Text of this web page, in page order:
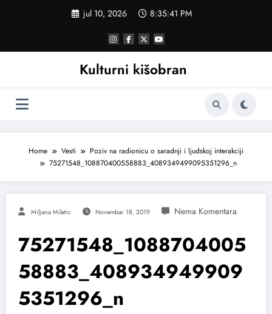
jul 10, 2026 8:35:41 PM
Kulturni kišobran
Home Vesti
Poziv na radionicu o saradnji i ljudskoj interakciji
75271548_108870400558883_4089349499095351296_n
Miljana Miletic Novembar 18, 2019
75271548_1088704005
58883_408934949909
5351296_n